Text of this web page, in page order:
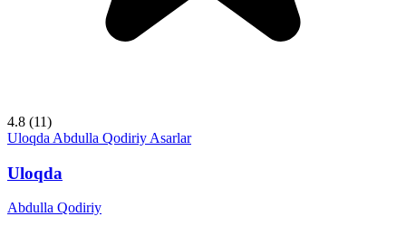
4.8 (11)
Uloqda Abdulla Qodiriy Asarlar
Uloqda
Abdulla Qodiriy